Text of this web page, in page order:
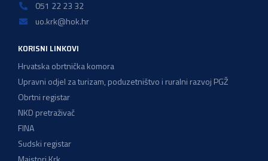
051 22 23 32
uo.krk@hok.hr
KORISNI LINKOVI
Hrvatska obrtnička komora
Upravni odjel za turizam, poduzetništvo i ruralni razvoj PGŽ
Obrtni registar
NKD pretraživač
FINA
Sudski registar